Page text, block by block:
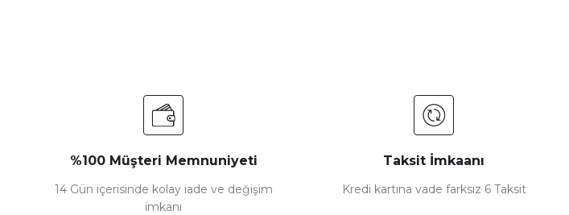
%100 Müşteri Memnuniyeti
14 Gün içerisinde kolay iade ve değişim
imkanı
Taksit İmkaanı
Kredi kartına vade farksız 6 Taksit